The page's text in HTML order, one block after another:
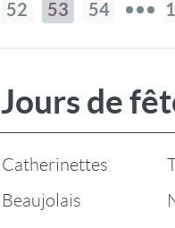
52 53 54
Jours de
Catherinettes
Beaujolais